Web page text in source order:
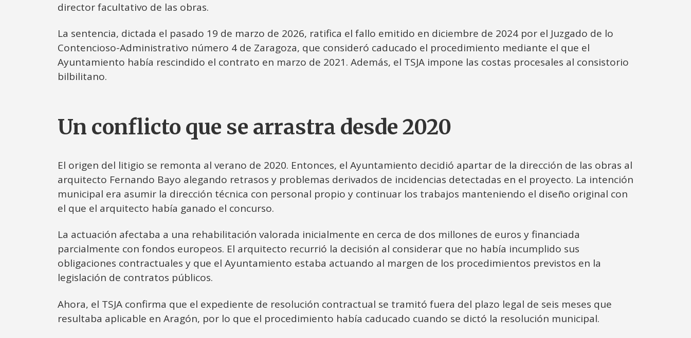
director facultativo de las obras.
La sentencia, dictada el pasado 19 de marzo de 2026, ratifica el fallo emitido en diciembre de 2024 por el Juzgado de lo
Contencioso-Administrativo número 4 de Zaragoza, que consideró caducado el procedimiento mediante el que el
Ayuntamiento había rescindido el contrato en marzo de 2021. Además, el TSJA impone las costas procesales al consistorio
bilbilitano.
Un conflicto que se arrastra desde 2020
El origen del litigio se remonta al verano de 2020. Entonces, el Ayuntamiento decidió apartar de la dirección de las obras al
arquitecto Fernando Bayo alegando retrasos y problemas derivados de incidencias detectadas en el proyecto. La intención
municipal era asumir la dirección técnica con personal propio y continuar los trabajos manteniendo el diseño original con
el que el arquitecto había ganado el concurso.
La actuación afectaba a una rehabilitación valorada inicialmente en cerca de dos millones de euros y financiada
parcialmente con fondos europeos. El arquitecto recurrió la decisión al considerar que no había incumplido sus
obligaciones contractuales y que el Ayuntamiento estaba actuando al margen de los procedimientos previstos en la
legislación de contratos públicos.
Ahora, el TSJA confirma que el expediente de resolución contractual se tramitó fuera del plazo legal de seis meses que
resultaba aplicable en Aragón, por lo que el procedimiento había caducado cuando se dictó la resolución municipal.